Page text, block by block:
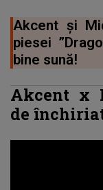
Akcent și
piesei
bine sună!
Akcent x
de